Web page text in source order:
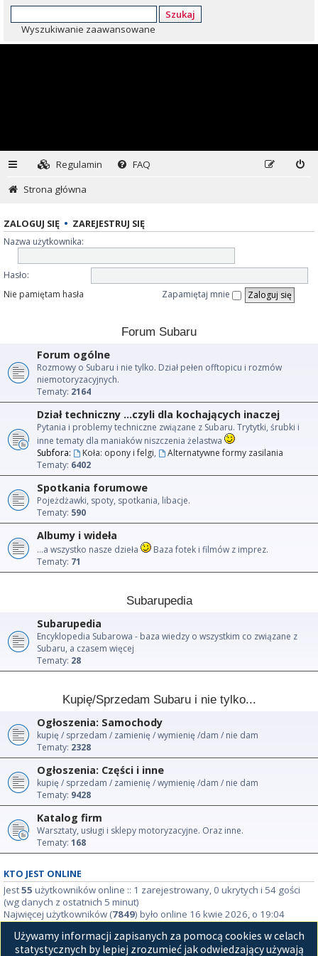
Szukaj
Wyszukiwanie zaawansowane
Regulamin
FAQ
Strona główna
ZALOGUJ SIĘ • ZAREJESTRUJ SIĘ
Nazwa użytkownika:
Hasło:
Nie pamiętam hasła
Zapamiętaj mnie
Forum Subaru
Forum ogólne
Rozmowy o Subaru i nie tylko. Dział pełen offtopicu i rozmów
niemotoryzacyjnych.
Tematy: 2164
Dział techniczny ...czyli dla kochających inaczej
Pytania i problemy techniczne związane z Subaru. Trytytki, śrubki i
inne tematy dla maniaków niszczenia żelastwa
Subfora:
Koła: opony i felgi,
Alternatywne formy zasilania
Tematy: 6402
Spotkania forumowe
Pojeżdżawki, spoty, spotkania, libacje.
Tematy: 590
Albumy i wideła
...a wszystko nasze dzieła
Baza fotek i filmów z imprez.
Tematy: 71
Subarupedia
Subarupedia
Encyklopedia Subarowa - baza wiedzy o wszystkim co związane z
Subaru, a czasem więcej
Tematy: 28
Kupię/Sprzedam Subaru i nie tylko...
Ogłoszenia: Samochody
kupię / sprzedam / zamienię / wymienię /dam / nie dam
Tematy: 2328
Ogłoszenia: Części i inne
kupię / sprzedam / zamienię / wymienię /dam / nie dam
Tematy: 9428
Katalog firm
Warsztaty, usługi i sklepy motoryzacyjne. Oraz inne.
Tematy: 168
KTO JEST ONLINE
Jest55 użytkowników online :: 1 zarejestrowany, 0 ukrytych i 54 gości
(wg danych z ostatnich 5 minut)
Najwięcej użytkowników (7849) było online 16 kwie 2026, o 19:04
STATYSTYKI
Używamy informacji zapisanych za pomocą cookies w celach
statystycznych by lepiej zrozumieć jak odwiedzający używają